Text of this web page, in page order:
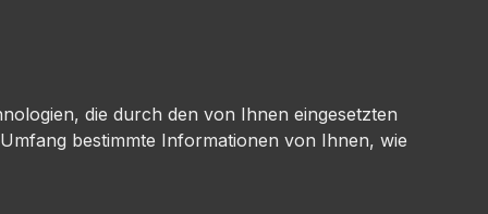
die durch den von Ihnen eingesetzten
bestimmte Informationen von Ihnen, wie